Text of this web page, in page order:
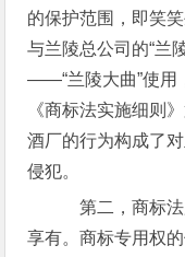
的保护范围，即笑
与兰陵总公司的“兰
——“兰陵大曲”使用
《商标法实施细则
酒厂的行为构成了
侵犯。
第二，商标法
享有。商标专用权